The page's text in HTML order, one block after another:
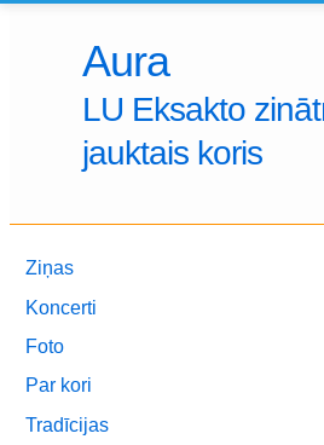
Aura
LU Eksakto
jauktais koris
Ziņas
Koncerti
Foto
Par kori
Tradīcijas